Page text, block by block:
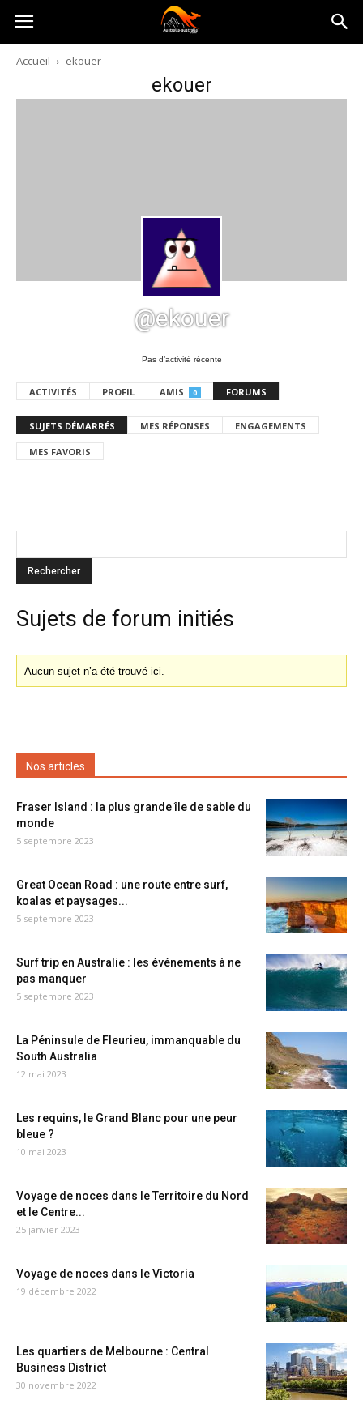
Australia-
australie.com
Accueil ekouer
ekouer
@ekouer
Pas d’activité récente
ACTIVITÉS PROFIL AMIS 0 FORUMS
SUJETS DÉMARRÉS MES RÉPONSES ENGAGEMENTS
MES FAVORIS
Sujets de forum initiés
Aucun sujet n’a été trouvé ici.
Nos articles
Fraser Island : la plus grande île de sable du
monde
5 septembre 2023
Great Ocean Road : une route entre surf,
koalas et paysages...
5 septembre 2023
Surf trip en Australie : les événements à ne
pas manquer
5 septembre 2023
La Péninsule de Fleurieu, immanquable du
South Australia
12 mai 2023
Les requins, le Grand Blanc pour une peur
bleue ?
10 mai 2023
Voyage de noces dans le Territoire du Nord
et le Centre...
25 janvier 2023
Voyage de noces dans le Victoria
19 décembre 2022
Les quartiers de Melbourne : Central
Business District
30 novembre 2022